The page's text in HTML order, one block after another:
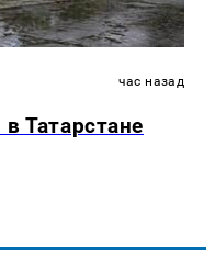
час назад
Татарстане